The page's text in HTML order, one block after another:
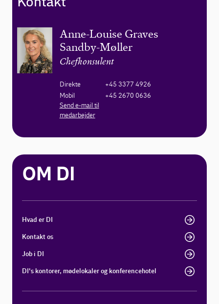
Anne-Louise Graves
Sandby-Møller
Chefkonsulent
Direkte
+45 3377 4926
Mobil
+45 2670 0636
Send e-mail til
medarbejder
OM DI
Hvad er DI
Kontakt os
Job i DI
DI's kontorer, mødelokaler og konferencehotel